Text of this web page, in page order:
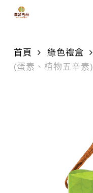
首頁 綠色禮盒
(蛋素、植物五辛素)